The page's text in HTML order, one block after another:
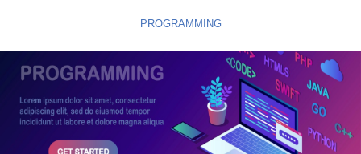
PROGRAMMING